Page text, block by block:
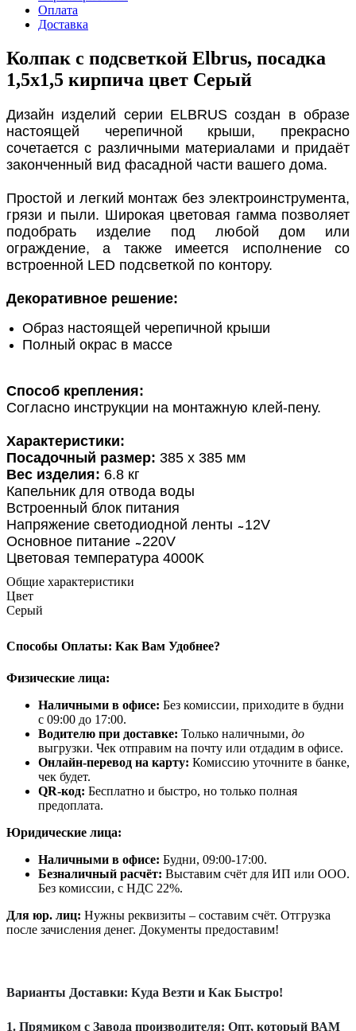
Оплата
Доставка
Колпак с подсветкой Elbrus, посадка
1,5х1,5 кирпича цвет Серый
Дизайн изделий серии ELBRUS создан в образе
настоящей черепичной крыши, прекрасно
сочетается с различными материалами и придаёт
законченный вид фасадной части вашего дома.
Простой и легкий монтаж без электроинструмента,
грязи и пыли. Широкая цветовая гамма позволяет
подобрать изделие под любой дом или
ограждение, а также имеется исполнение со
встроенной LED подсветкой по контору.
Декоративное решение:
Образ настоящей черепичной крыши
Полный окрас в массе
Способ крепления:
Согласно инструкции на монтажную клей-пену.
Характеристики:
Посадочный размер: 385 х 385 мм
Вес изделия: 6.8 кг
Капельник для отвода воды
Встроенный блок питания
Напряжение светодиодной ленты ̴̴ 12V
Основное питание ̴̴ 220V
Цветовая температура 4000K
Общие характеристики
Цвет
Серый
Способы Оплаты: Как Вам Удобнее?
Физические лица:
Наличными в офисе: Без комиссии, приходите в будни
с 09:00 до 17:00.
Водителю при доставке: Только наличными, до
выгрузки. Чек отправим на почту или отдадим в офисе.
Онлайн-перевод на карту: Комиссию уточните в банке,
чек будет.
QR-код: Бесплатно и быстро, но только полная
предоплата.
Юридические лица:
Наличными в офисе: Будни, 09:00-17:00.
Безналичный расчёт: Выставим счёт для ИП или ООО.
Без комиссии, с НДС 22%.
Для юр. лиц: Нужны реквизиты – составим счёт. Отгрузка
после зачисления денег. Документы предоставим!
Варианты Доставки: Куда Везти и Как Быстро!
1. Прямиком с Завода производителя: Опт, который ВАМ